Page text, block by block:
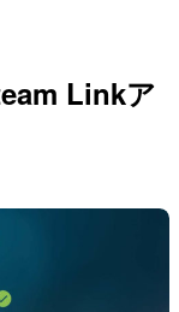
Linkア